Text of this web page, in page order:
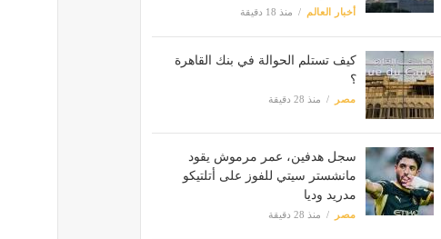
أخبار العالم منذ 18 دقيقة
كيف تستلم الحوالة في بنك القاهرة
؟
مصر منذ 28 دقيقة
سجل هدفين، عمر مرموش يقود
مانشستر سيتي للفوز على أتلتيكو
مدريد وديا
مصر منذ 28 دقيقة